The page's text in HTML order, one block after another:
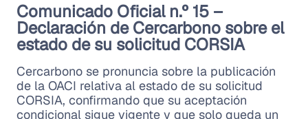
Comunicado Oficial n.º 15 –
Declaración de Cercarbono sobre el
estado de su solicitud CORSIA
Cercarbono se pronuncia sobre la publicación
de la OACI relativa al estado de su solicitud
CORSIA, confirmando que su aceptación
condicional sigue vigente y que solo queda un